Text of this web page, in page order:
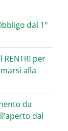
dal 1°
per
alla
da
dal